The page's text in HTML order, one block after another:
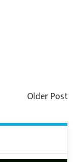
Older Post